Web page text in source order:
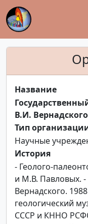
Название
В.И.
Тип
Научные
История
- Геолого-
и М.В. Павловых.
Вернадского.
геологический
СССР и КННО